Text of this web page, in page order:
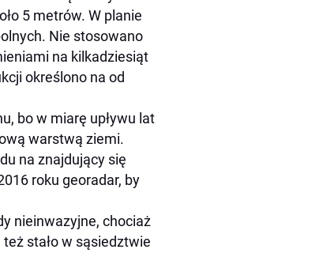
5 metrów. W planie
Nie stosowano
na kilkadziesiąt
określono na od
bo w miarę upływu lat
warstwą ziemi.
na znajdujący się
roku georadar, by
nieinwazyjne, chociaż
stało w sąsiedztwie